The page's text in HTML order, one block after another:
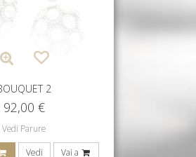
2
92,00 €
Vedi Parure
Vedi Vai a